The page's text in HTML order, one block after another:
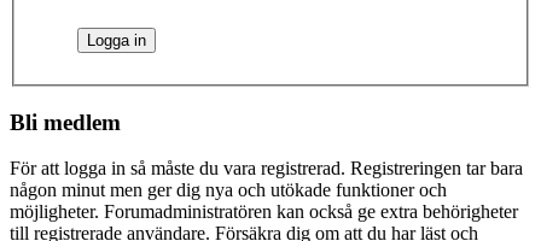
Bli medlem
För att logga in så måste du vara registrerad. Registreringen tar bara
någon minut men ger dig nya och utökade funktioner och
möjligheter. Forumadministratören kan också ge extra behörigheter
till registrerade användare. Försäkra dig om att du har läst och